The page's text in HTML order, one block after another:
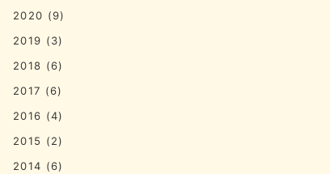
2020 (9)
2019 (3)
2018 (6)
2017 (6)
2016 (4)
2015 (2)
2014 (6)